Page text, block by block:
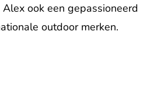
ook een gepassioneerd
outdoor merken.